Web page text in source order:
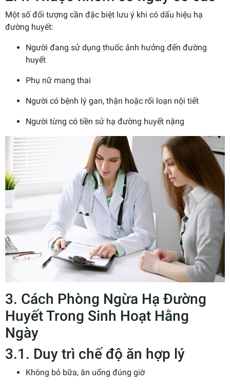
Một số đối tượng cần đặc biệt lưu ý khi có dấu hiệu hạ
đường huyết:
Người đang sử dụng thuốc ảnh hưởng đến đường
huyết
Phụ nữ mang thai
Người có bệnh lý gan, thận hoặc rối loạn nội tiết
Người từng có tiền sử hạ đường huyết nặng
3. Cách Phòng Ngừa Hạ Đường
Huyết Trong Sinh Hoạt Hằng
Ngày
3.1. Duy trì chế độ ăn hợp lý
Không bỏ bữa, ăn uống đúng giờ